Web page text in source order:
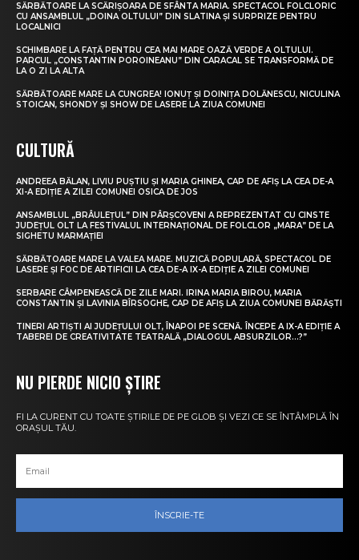
SĂRBĂTOARE LA SCĂRIȘOARA DE SFÂNTA MARIA. SPECTACOL FOLCLORIC
CU ANSAMBLUL „DOINA OLTULUI” DIN SLATINA ȘI SURPRIZE PENTRU
LOCALNICI
SCHIMBARE LA FAȚĂ PENTRU CEA MAI MARE OAZĂ VERDE A OLTULUI.
PARCUL „CONSTANTIN POROINEANU” DIN CARACAL SE TRANSFORMĂ DE
LA O ZI LA ALTA
SĂRBĂTOARE MARE LA CUNGREA! IONUȚ ȘI DOINIȚA DOLĂNESCU, NICULINA
STOICAN, SHONDY ȘI SHOW DE LASERE LA ZIUA COMUNEI
CULTURĂ
ANDREEA BĂLAN, LIVIU PUȘTIU ȘI MARIA GHINEA, CAP DE AFIȘ LA CEA DE-A
XI-A EDIȚIE A ZILEI COMUNEI OSICA DE JOS
ANSAMBLUL „BRÂULEȚUL” DIN PÂRȘCOVENI A REPREZENTAT CU CINSTE
JUDEȚUL OLT LA FESTIVALUL INTERNAȚIONAL DE FOLCLOR „MARA” DE LA
SIGHETU MARMAȚIEI
SĂRBĂTOARE MARE LA VALEA MARE. MUZICĂ POPULARĂ, SPECTACOL DE
LASERE ȘI FOC DE ARTIFICII LA CEA DE-A IX-A EDIȚIE A ZILEI COMUNEI
SERBARE CÂMPENEASCĂ DE ZILE MARI. IRINA MARIA BIROU, MARIA
CONSTANTIN ȘI LAVINIA BÎRSOGHE, CAP DE AFIȘ LA ZIUA COMUNEI BĂRĂȘTI
TINERI ARTIȘTI AI JUDEȚULUI OLT, ÎNAPOI PE SCENĂ. ÎNCEPE A IX-A EDIȚIE A
TABEREI DE CREATIVITATE TEATRALĂ „DIALOGUL ABSURZILOR…?”
NU PIERDE NICIO ȘTIRE
FI LA CURENT CU TOATE ȘTIRILE DE PE GLOB ȘI VEZI CE SE ÎNTÂMPLĂ ÎN
ORAȘUL TĂU.
ÎNSCRIE-TE